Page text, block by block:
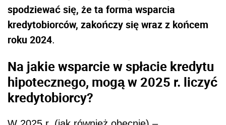
spodziewać się, że ta forma wsparcia
kredytobiorców, zakończy się wraz z końcem
roku 2024.
Na jakie wsparcie w spłacie kredytu
hipotecznego, mogą w 2025 r. liczyć
kredytobiorcy?